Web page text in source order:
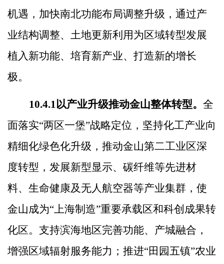
机遇，加快南北功能布局调整升级，通过产
业结构调整、土地更新利用为区域转型发展
植入新功能、培育新产业、打造新的增长
极。
10.4.1以产业升级推动金山整体转型。 全
面落实“两区一堡”战略定位，坚持化工产业向
精细化绿色化升级， 推动金山第二工业区深
度转型， 发展新型显示、碳纤维等先进材
料、生命健康及无人航空器等产业集群，使
金山成为“上海制造”重要承载区和科创成果转
化区。 支持滨海地区完善功能、产城融合，
增强区域辐射服务能力；推进“田园五镇”农业